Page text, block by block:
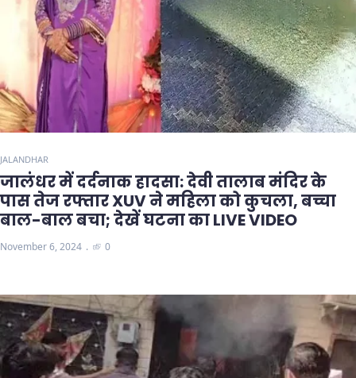
JALANDHAR
जालंधर में दर्दनाक हादसा: देवी तालाब मंदिर के
पास तेज रफ्तार XUV ने महिला को कुचला, बच्चा
बाल-बाल बचा; देखें घटना का LIVE VIDEO
November 6, 2024 0